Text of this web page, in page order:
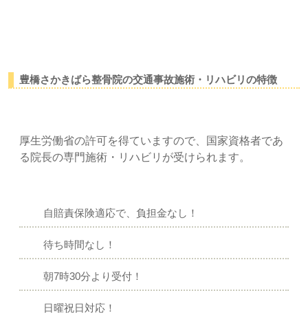
豊橋さかきばら整骨院の交通事故施術・リハビリの特徴
厚生労働省の許可を得ていますので、国家資格者であ
る院長の専門施術・リハビリが受けられます。
自賠責保険適応で、負担金なし！
待ち時間なし！
朝7時30分より受付！
日曜祝日対応！